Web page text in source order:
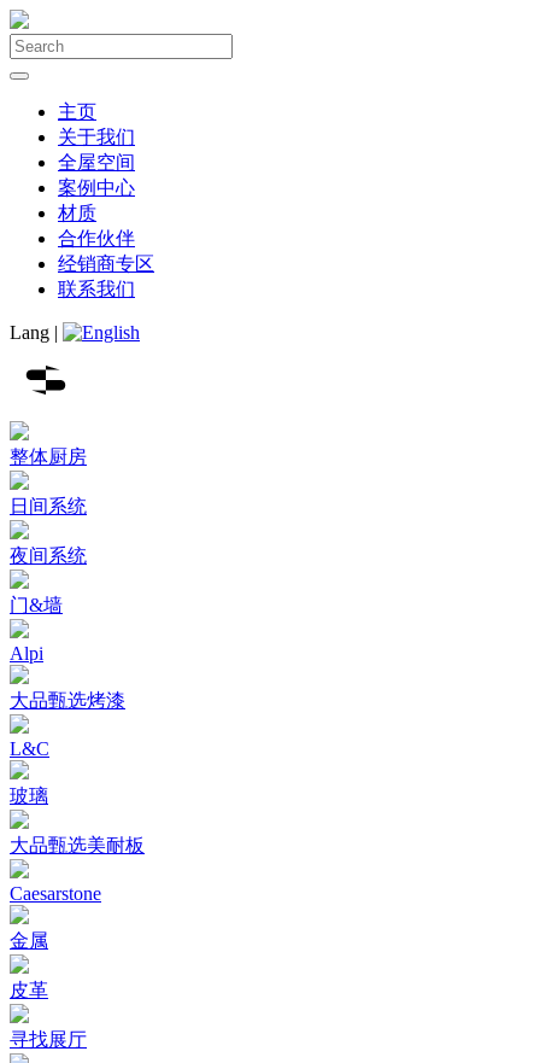
主页
关于我们
全屋空间
案例中心
材质
合作伙伴
经销商专区
联系我们
Lang |
整体厨房
日间系统
夜间系统
门&墙
Alpi
大品甄选烤漆
L&C
玻璃
大品甄选美耐板
Caesarstone
金属
皮革
寻找展厅